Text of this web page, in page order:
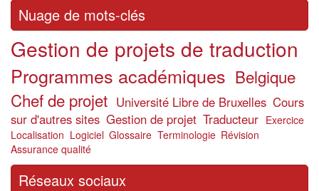
Nuage de mots-clés
Gestion de projets de traduction
Programmes académiques Belgique
Chef de projet Université Libre de Bruxelles Cours
sur d'autres sites Gestion de projet Traducteur Exercice
Localisation Logiciel Glossaire Terminologie Révision
Assurance qualité
Réseaux sociaux